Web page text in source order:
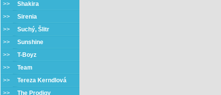
>> Shakira
>> Sirenia
>> Suchý, Šlitr
>> Sunshine
>> T-Boyz
>> Team
>> Tereza Kerndlová
>> The Prodigy